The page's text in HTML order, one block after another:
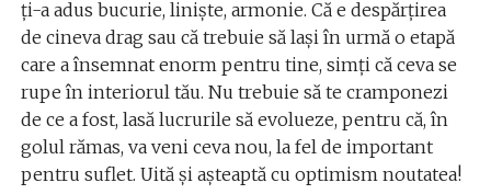
ţi-a adus bucurie, linişte, armonie. Că e despărţirea
de cineva drag sau că trebuie să laşi în urmă o etapă
care a însemnat enorm pentru tine, simţi că ceva se
rupe în interiorul tău. Nu trebuie să te cramponezi
de ce a fost, lasă lucrurile să evolueze, pentru că, în
golul rămas, va veni ceva nou, la fel de important
pentru suflet. Uită şi aşteaptă cu optimism noutatea!